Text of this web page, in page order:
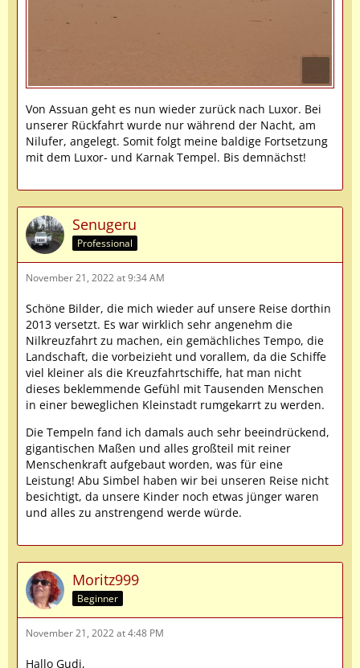
Von Assuan geht es nun wieder zurück nach Luxor. Bei
unserer Rückfahrt wurde nur während der Nacht, am
Nilufer, angelegt. Somit folgt meine baldige Fortsetzung
mit dem Luxor- und Karnak Tempel. Bis demnächst!
Senugeru
Professional
November 21, 2022 at 9:34 AM
Schöne Bilder, die mich wieder auf unsere Reise dorthin
2013 versetzt. Es war wirklich sehr angenehm die
Nilkreuzfahrt zu machen, ein gemächliches Tempo, die
Landschaft, die vorbeizieht und vorallem, da die Schiffe
viel kleiner als die Kreuzfahrtschiffe, hat man nicht
dieses beklemmende Gefühl mit Tausenden Menschen
in einer beweglichen Kleinstadt rumgekarrt zu werden.
Die Tempeln fand ich damals auch sehr beeindrückend,
gigantischen Maßen und alles großteil mit reiner
Menschenkraft aufgebaut worden, was für eine
Leistung! Abu Simbel haben wir bei unseren Reise nicht
besichtigt, da unsere Kinder noch etwas jünger waren
und alles zu anstrengend werde würde.
Moritz999
Beginner
November 21, 2022 at 4:48 PM
Hallo Gudi,